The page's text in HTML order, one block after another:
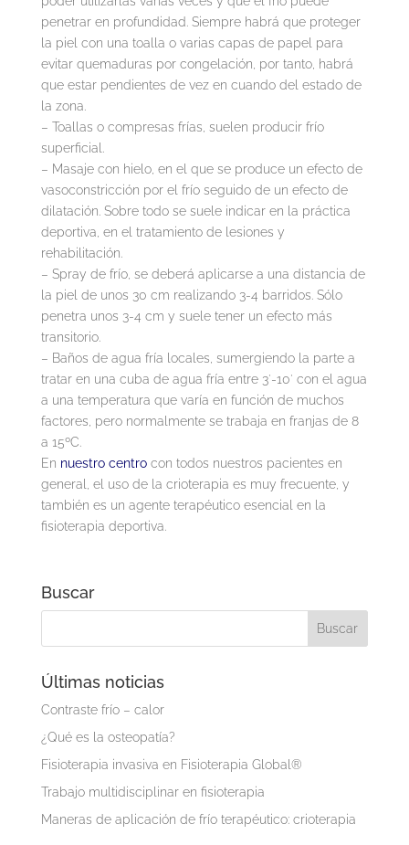
penetrar en profundidad. Siempre habrá que proteger
la piel con una toalla o varias capas de papel para
evitar quemaduras por congelación, por tanto, habrá
que estar pendientes de vez en cuando del estado de
la zona.
– Toallas o compresas frías, suelen producir frío
superficial.
– Masaje con hielo, en el que se produce un efecto de
vasoconstricción por el frío seguido de un efecto de
dilatación. Sobre todo se suele indicar en la práctica
deportiva, en el tratamiento de lesiones y
rehabilitación.
– Spray de frío, se deberá aplicarse a una distancia de
la piel de unos 30 cm realizando 3-4 barridos. Sólo
penetra unos 3-4 cm y suele tener un efecto más
transitorio.
– Baños de agua fría locales, sumergiendo la parte a
tratar en una cuba de agua fría entre 3′-10′ con el agua
a una temperatura que varía en función de muchos
factores, pero normalmente se trabaja en franjas de 8
a 15ºC.
En nuestro centrocon todos nuestros pacientes en
general, el uso de la crioterapia es muy frecuente, y
también es un agente terapéutico esencial en la
fisioterapia deportiva.
Buscar
Últimas noticias
Contraste frío – calor
¿Qué es la osteopatía?
Fisioterapia invasiva en Fisioterapia Global®
Trabajo multidisciplinar en fisioterapia
Maneras de aplicación de frío terapéutico: crioterapia